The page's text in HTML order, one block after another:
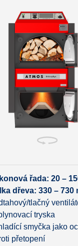
řada: 20 –
dřeva: 330 – 730
tlačný
tryska
smyčka jako
přetopení